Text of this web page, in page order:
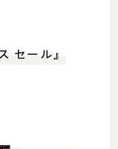
セール』